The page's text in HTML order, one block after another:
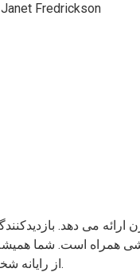
Janet Fredrickson
BitWiz با سرگرمی در تمام زمینه‌های صنعت iGaming از رایانه شخصی، لپ‌تاپ، تبلت، تلفن همراه در دسترس است.